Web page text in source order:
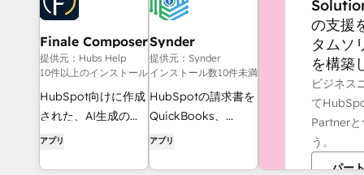
Finale Composer
提供元：Hubs Help
10件以上のインストール
HubSpot向けに作成
された、AI生成のウ
ェブコンテンツ。
アプリ
Synder
提供元：Synder
インストール数10件未満
HubSpotの請求書を
QuickBooks、
NetSuite、または
アプリ
の支援
タムソ
を構築
ビジネス
て
Partner
う。
パー